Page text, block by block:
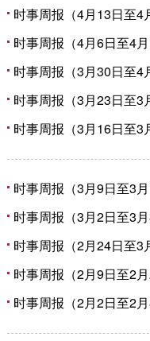
时事周报（4月13日至4
时事周报（4月6日至4月
时事周报（3月30日至4
时事周报（3月23日至3
时事周报（3月16日至3
时事周报（3月9日至3月
时事周报（3月2日至3月
时事周报（2月24日至3
时事周报（2月9日至2月
时事周报（2月2日至2月